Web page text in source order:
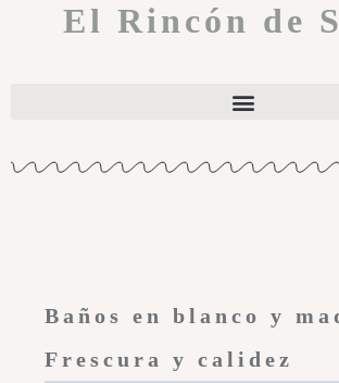
El Rincón de
Baños en blanco y
Frescura y calidez